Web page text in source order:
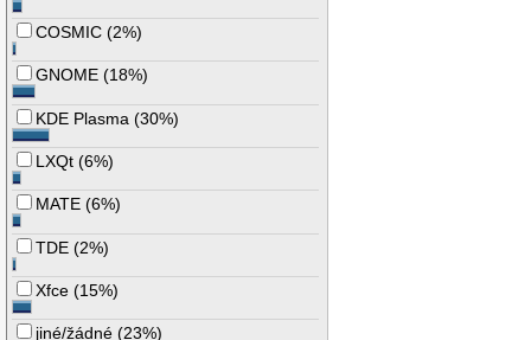
COSMIC (2%)
GNOME (18%)
KDE Plasma (30%)
LXQt (6%)
MATE (6%)
TDE (2%)
Xfce (15%)
jiné/žádné (23%)